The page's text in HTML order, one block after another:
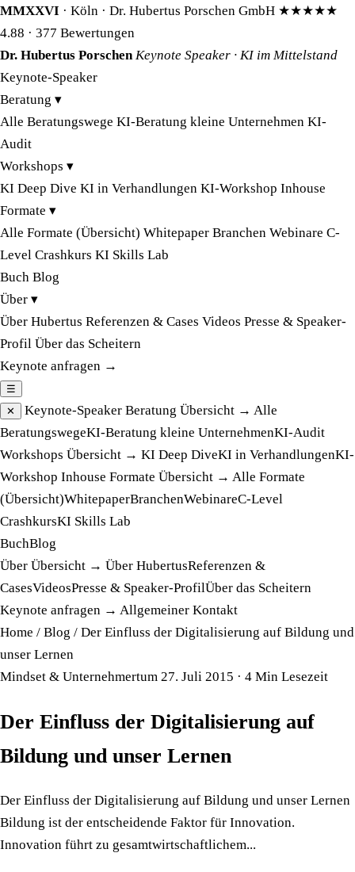
MMXXVI · Köln · Dr. Hubertus Porschen GmbH ★★★★★
4.88 · 377 Bewertungen
Dr. Hubertus Porschen Keynote Speaker · KI im Mittelstand
Keynote-Speaker
Beratung ▾
Alle Beratungswege KI-Beratung kleine Unternehmen KI-
Audit
Workshops ▾
KI Deep Dive KI in Verhandlungen KI-Workshop Inhouse
Formate ▾
Alle Formate (Übersicht) Whitepaper Branchen Webinare C-
Level Crashkurs KI Skills Lab
Buch Blog
Über ▾
Über Hubertus Referenzen & Cases Videos Presse & Speaker-
Profil Über das Scheitern
Keynote anfragen →
☰
✕
Keynote-Speaker Beratung Übersicht → Alle
BeratungswegeKI-Beratung kleine UnternehmenKI-Audit
Workshops Übersicht → KI Deep DiveKI in VerhandlungenKI-
Workshop Inhouse Formate Übersicht → Alle Formate
(Übersicht)WhitepaperBranchenWebinareC-Level
CrashkursKI Skills Lab
BuchBlog
Über Übersicht → Über HubertusReferenzen &
CasesVideosPresse & Speaker-ProfilÜber das Scheitern
Keynote anfragen → Allgemeiner Kontakt
Home / Blog / Der Einfluss der Digitalisierung auf Bildung und
unser Lernen
Mindset & Unternehmertum 27. Juli 2015 · 4 Min Lesezeit
Der Einfluss der Digitalisierung auf
Bildung und unser Lernen
Der Einfluss der Digitalisierung auf Bildung und unser Lernen
Bildung ist der entscheidende Faktor für Innovation.
Innovation führt zu gesamtwirtschaftlichem...